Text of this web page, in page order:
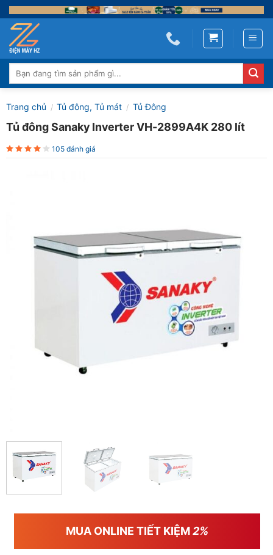
Skip
to
content
Tìm
kiếm:
Trang chủ / Tủ đông, Tủ mát / Tủ Đông
Tủ đông Sanaky Inverter VH-2899A4K 280 lít
105 đánh giá
MUA ONLINE TIẾT KIỆM2%